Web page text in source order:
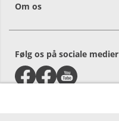
Om os
Følg os på sociale medier